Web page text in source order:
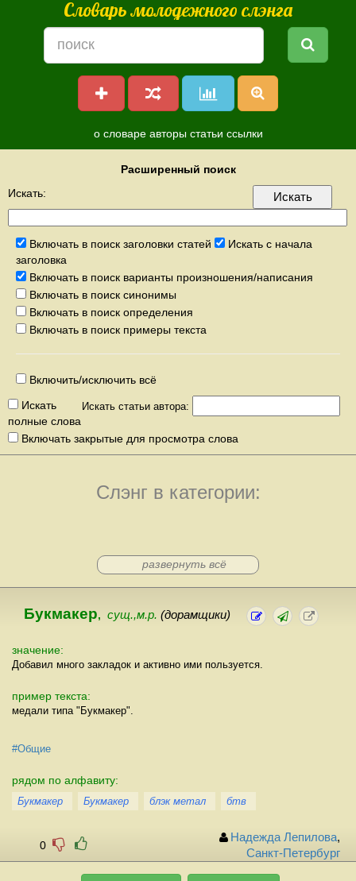
Словарь молодежного слэнга
о словаре авторы статьи ссылки
Расширенный поиск
Искать:
Включать в поиск заголовки статей
Искать с начала
заголовка
Включать в поиск варианты произношения/написания
Включать в поиск синонимы
Включать в поиск определения
Включать в поиск примеры текста
Включить/исключить всё
Искать статьи автора:
Искать
полные слова
Включать закрытые для просмотра слова
Слэнг в категории:
развернуть всё
Букмакер, сущ.,м.р. (дорамщики)
значение:
Добавил много закладок и активно ими пользуется.
пример текста:
медали типа "Букмакер".
#Общие
рядом по алфавиту:
Букмакер Букмакер блэк метал бтв
0
Надежда Лепилова,
Санкт-Петербург